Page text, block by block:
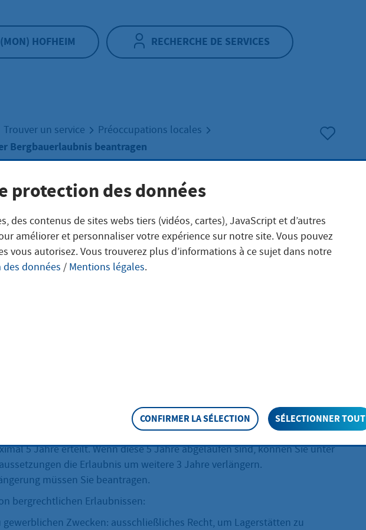
(MON) HOFHEIM RECHERCHE DE SERVICES
Trouver un service Préoccupations locales
Bergbauerlaubnis beantragen
der
Betrieb im Bergbau tätig sind und Ihre Erlaubnis zum Aufsuchen von
Erlaubnis zum Aufsuchen einer oder mehrerer Bodenschätze wird Ihnen
5 Jahre erteilt. Wenn diese 5 Jahre abgelaufen sind, können Sie unter
die Erlaubnis um weitere 3 Jahre verlängern.
müssen Sie beantragen.
bergrechtlichen Erlaubnissen:
gewerblichen Zwecken: ausschließliches Recht, um Lagerstätten zu
protection des données
des contenus de sites webs tiers (vidéos, cartes), JavaScript et d’autres
améliorer et personnaliser votre expérience sur notre site. Vous pouvez
vous autorisez. Vous trouverez plus d’informations à ce sujet dans notre
données / Mentions légales.
CONFIRMER LA SÉLECTION SÉLECTIONNER TOUT